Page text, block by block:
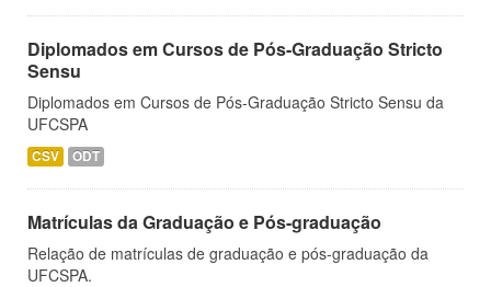
Diplomados em Cursos de Pós-Graduação Stricto
Sensu
Diplomados em Cursos de Pós-Graduação Stricto Sensu da
UFCSPA
CSV ODT
Matrículas da Graduação e Pós-graduação
Relação de matrículas de graduação e pós-graduação da
UFCSPA.